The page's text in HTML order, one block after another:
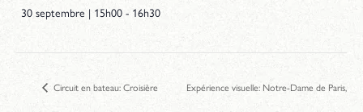
30 septembre | 15h00 - 16h30
Circuit en bateau: Croisière Expérience visuelle: Notre-Dame de Paris,